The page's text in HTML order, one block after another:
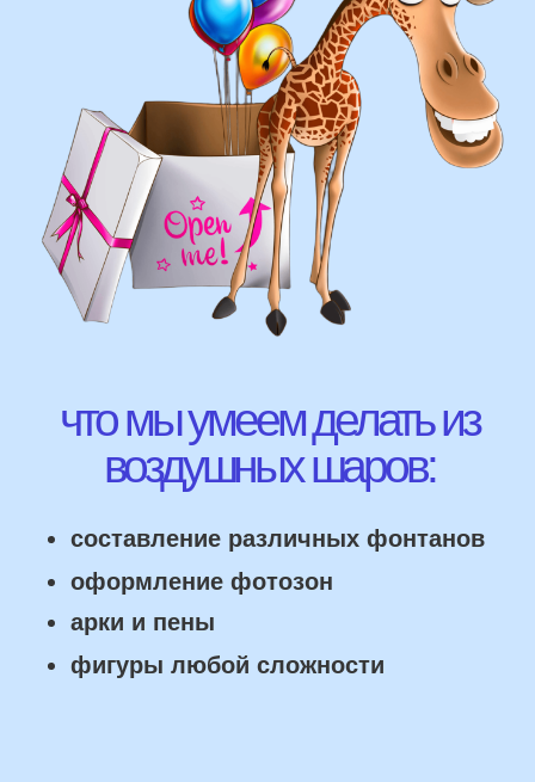
Присылайте картинку, и мы с
удовольствием соберем
похожую композицию!
ВЫСЛАТЬ ФОТО
у вас есть фото шаров, и
вы хотите так же?
НАШИ ГЛАВНЫЕ
ПРЕИМУЩЕСТВА